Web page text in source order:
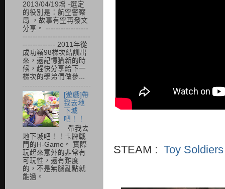
STEAM : Toy
2013/04/19增 -選定
的役別是：航空警察
局 ，故事有空再發文
分享。 -----------------
---------------------------
------------- 2011年從
成功嶺98梯次結訓出
來，還記憶猶新的時
候，趕快分享給下一
梯次的學弟們做參...
[遊戲]帶
我去地
下城
吧！！
帶我去
地下城吧！！卡牌戰
鬥的H-Game。 實際
玩起來意外的非常有
可玩性，還有難度
的，不是無腦亂點就
能過。